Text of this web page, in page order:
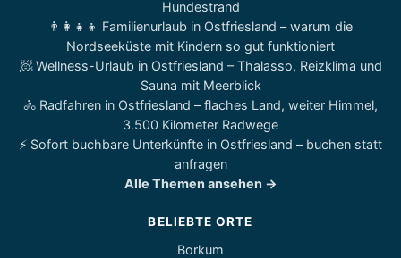
Hundestrand
👨‍👩‍👧‍👦 Familienurlaub in Ostfriesland – warum die
Nordseeküste mit Kindern so gut funktioniert
🧖 Wellness-Urlaub in Ostfriesland – Thalasso, Reizklima und
Sauna mit Meerblick
🚴 Radfahren in Ostfriesland – flaches Land, weiter Himmel,
3.500 Kilometer Radwege
⚡ Sofort buchbare Unterkünfte in Ostfriesland – buchen statt
anfragen
Alle Themen ansehen →
BELIEBTE ORTE
Borkum